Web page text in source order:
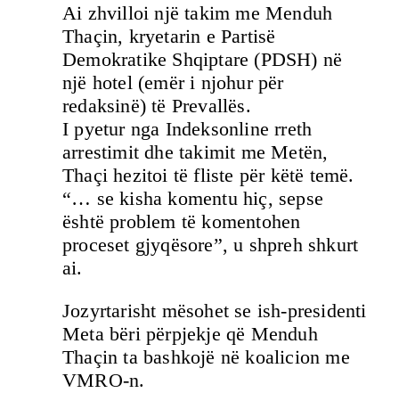
Ai zhvilloi një takim me Menduh
Thaçin, kryetarin e Partisë
Demokratike Shqiptare (PDSH) në
një hotel (emër i njohur për
redaksinë) të Prevallës.
I pyetur nga Indeksonline rreth
arrestimit dhe takimit me Metën,
Thaçi hezitoi të fliste për këtë temë.
“… se kisha komentu hiç, sepse
është problem të komentohen
proceset gjyqësore”, u shpreh shkurt
ai.
Jozyrtarisht mësohet se ish-presidenti
Meta bëri përpjekje që Menduh
Thaçin ta bashkojë në koalicion me
VMRO-n.